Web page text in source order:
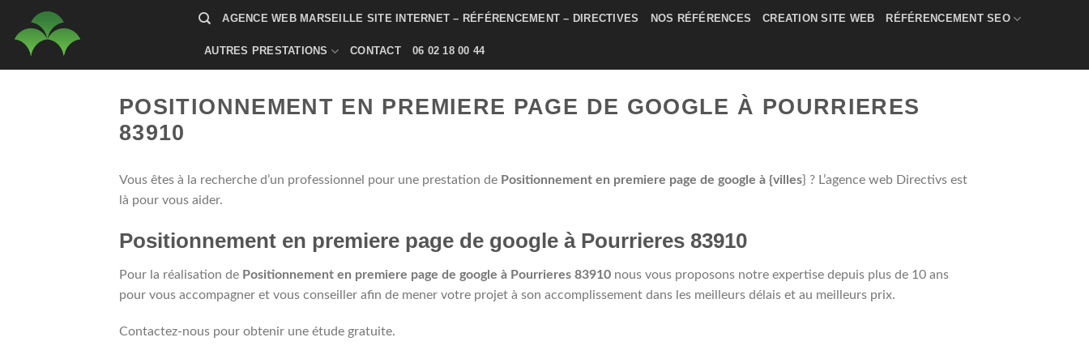
contenu
AGENCE WEB MARSEILLE SITE INTERNET – RÉFÉRENCEMENT – DIRECTIVES NOS RÉFÉRENCES CREATION SITE WEB RÉFÉRENCEMENT SEO
AUTRES PRESTATIONS CONTACT 06 02 18 00 44
POSITIONNEMENT EN PREMIERE PAGE DE GOOGLE À POURRIERES
83910
Vous êtes à la recherche d’un professionnel pour une prestation de Positionnement en premiere page de google à {villes} ? L’agence web Directivs est
là pour vous aider.
Positionnement en premiere page de google à Pourrieres 83910
Pour la réalisation de Positionnement en premiere page de google à Pourrieres 83910 nous vous proposons notre expertise depuis plus de 10 ans
pour vous accompagner et vous conseiller afin de mener votre projet à son accomplissement dans les meilleurs délais et au meilleurs prix.
Contactez-nous pour obtenir une étude gratuite.